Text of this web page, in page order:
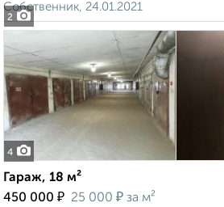
2
Собственник, 24.01.2021
4
Гараж, 18 м²
450 000 ₽ 25 000 ₽ за м²